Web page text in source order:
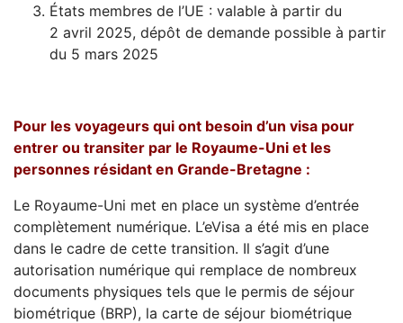
États membres de l’UE : valable à partir du
2 avril 2025, dépôt de demande possible à partir
du 5 mars 2025
Pour les voyageurs qui ont besoin d’un visa pour
entrer ou transiter par le Royaume-Uni et les
personnes résidant en Grande-Bretagne :
Le Royaume-Uni met en place un système d’entrée
complètement numérique. L’eVisa a été mis en place
dans le cadre de cette transition. Il s’agit d’une
autorisation numérique qui remplace de nombreux
documents physiques tels que le permis de séjour
biométrique (BRP), la carte de séjour biométrique